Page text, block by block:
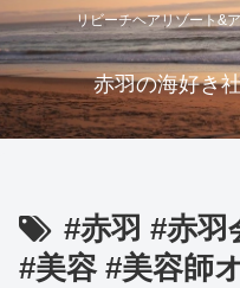
リビーチヘアリゾート&
赤羽の海好き
#赤羽 #赤羽
#美容 #美容師